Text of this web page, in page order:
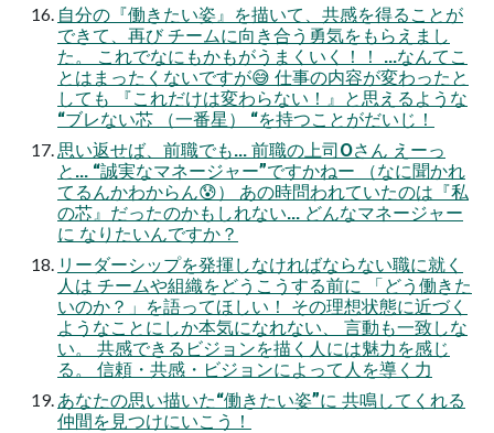
自分の『働きたい姿』を描いて、共感を得ることが
できて、再び チームに向き合う勇気をもらえまし
た。 これでなにもかもがうまくいく！！ ...なんてこ
とはまったくないですが😅 仕事の内容が変わったと
しても 『これだけは変わらない！』と思えるような
“ブレない芯 （一番星） “を持つことがだいじ！
思い返せば、前職でも... 前職の上司Oさん えーっ
と... “誠実なマネージャー”ですかねー （なに聞かれ
てるんかわからん😰） あの時問われていたのは『私
の芯』だったのかもしれない... どんなマネージャー
に なりたいんですか？
リーダーシップを発揮しなければならない職に就く
人は チームや組織をどうこうする前に 「どう働きた
いのか？」を語ってほしい！ その理想状態に近づく
ようなことにしか本気になれない、 言動も一致しな
い。 共感できるビジョンを描く人には魅力を感じ
る。 信頼・共感・ビジョンによって人を導く力
あなたの思い描いた“働きたい姿”に 共鳴してくれる
仲間を見つけにいこう！